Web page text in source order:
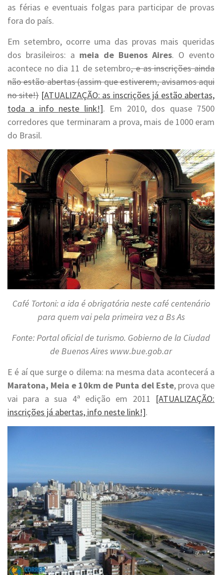
as férias e eventuais folgas para participar de provas
fora do país.
Em setembro, ocorre uma das provas mais queridas
dos brasileiros: a meia de Buenos Aires. O evento
acontece no dia 11 de setembro, e as inscrições ainda
não estão abertas (assim que estiverem, avisamos aqui
no site!) [ATUALIZAÇÃO: as inscrições já estão abertas,
toda a info neste link!]. Em 2010, dos quase 7500
corredores que terminaram a prova, mais de 1000 eram
do Brasil.
Café Tortoni: a ida é obrigatória neste café centenário
para quem vai pela primeira vez a Bs As
Fonte: Portal oficial de turismo. Gobierno de la Ciudad
de Buenos Aires www.bue.gob.ar
E é aí que surge o dilema: na mesma data acontecerá a
Maratona, Meia e 10km de Punta del Este, prova que
vai para a sua 4ª edição em 2011 [ATUALIZAÇÃO:
inscrições já abertas, info neste link!].